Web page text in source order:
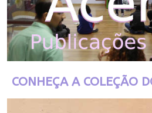
CONHEÇA A COLEÇÃO